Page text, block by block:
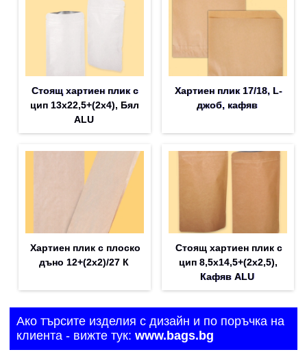
Стоящ хартиен плик с
цип 13х22,5+(2х4), Бял
ALU
Хартиен плик 17/18, L-
джоб, кафяв
Хартиен плик с плоско
дъно 12+(2х2)/27 К
Стоящ хартиен плик с
цип 8,5х14,5+(2х2,5),
Кафяв ALU
Ако търсите изделия с дизайн и по поръчка на
клиента - вижте тук: www.bags.bg